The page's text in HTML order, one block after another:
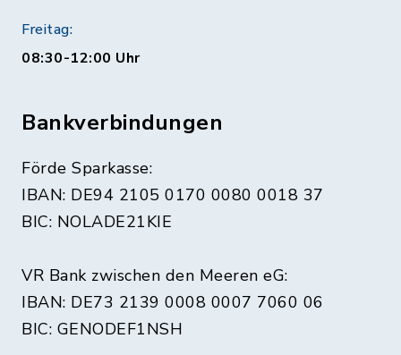
Freitag:
08:30-12:00 Uhr
Bankverbindungen
Förde Sparkasse:
IBAN: DE94 2105 0170 0080 0018 37
BIC: NOLADE21KIE
VR Bank zwischen den Meeren eG:
IBAN: DE73 2139 0008 0007 7060 06
BIC: GENODEF1NSH